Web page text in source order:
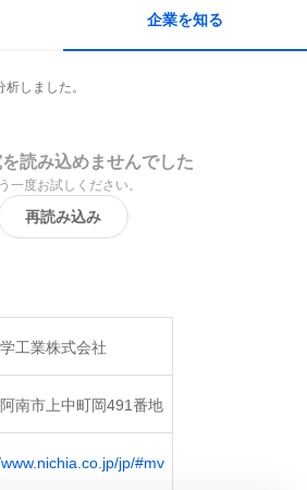
企業を知る
しました。
読み込めませんでした
一度お試しください。
再読み込み
工業株式会社
南市上中町岡491番地
jp/#mv